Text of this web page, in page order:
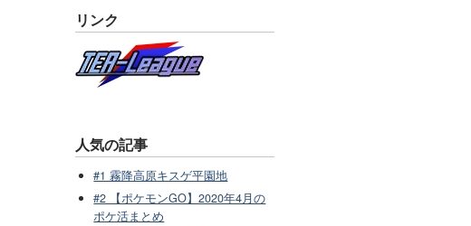
リンク
人気の記事
#1 霧降高原キスゲ平園地
#2 【ポケモンGO】2020年4月の
ポケ活まとめ